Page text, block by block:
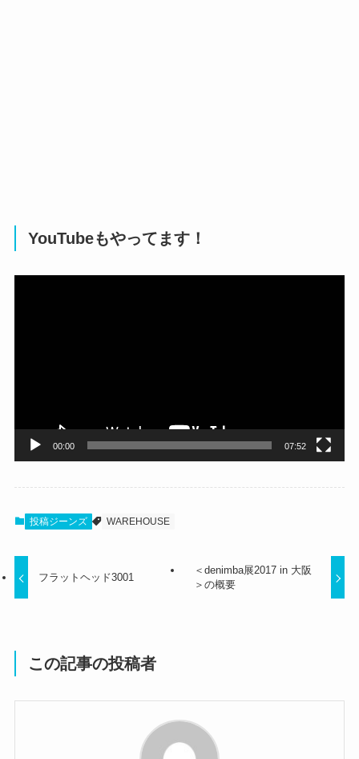
YouTubeもやってます！
00:00 07:52
投稿ジーンズ WAREHOUSE
フラットヘッド3001
＜denimba展2017 in 大阪
＞の概要
この記事の投稿者